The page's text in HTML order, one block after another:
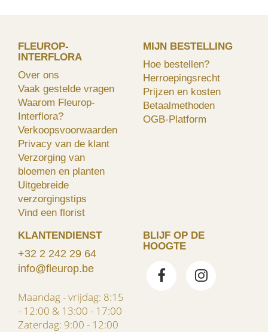
FLEUROP-
INTERFLORA
Over ons
Vaak gestelde vragen
Waarom Fleurop-
Interflora?
Verkoopsvoorwaarden
Privacy van de klant
Verzorging van
bloemen en planten
Uitgebreide
verzorgingstips
Vind een florist
MIJN BESTELLING
Hoe bestellen?
Herroepingsrecht
Prijzen en kosten
Betaalmethoden
OGB-Platform
KLANTENDIENST
+32 2 242 29 64
info@fleurop.be
Maandag - vrijdag: 8:15
- 12:00 & 13:00 - 17:00
Zaterdag: 9:00 - 12:00
BLIJF OP DE
HOOGTE